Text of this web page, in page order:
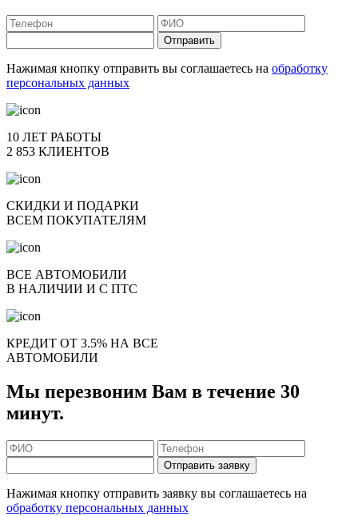
Отправить
Нажимая кнопку отправить вы соглашаетесь на обработку
персональных данных
10 ЛЕТ РАБОТЫ
2 853 КЛИЕНТОВ
СКИДКИ И ПОДАРКИ
ВСЕМ ПОКУПАТЕЛЯМ
ВСЕ АВТОМОБИЛИ
В НАЛИЧИИ И С ПТС
КРЕДИТ ОТ 3.5% НА ВСЕ
АВТОМОБИЛИ
Мы перезвоним Вам в течение 30
минут.
Отправить заявку
Нажимая кнопку отправить заявку вы соглашаетесь на
обработку персональных данных